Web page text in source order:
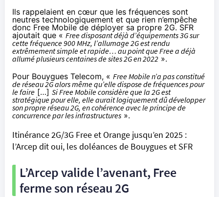
Ils rappelaient en cœur que les fréquences sont
neutres technologiquement et que rien n’empêche
donc Free Mobile de déployer sa propre 2G. SFR
ajoutait que « Free disposant déjà d’équipements 3G sur
cette fréquence 900 MHz, l’allumage 2G est rendu
extrêmement simple et rapide… au point que Free a déjà
allumé plusieurs centaines de sites 2G en 2022 ».
Pour Bouygues Telecom, « Free Mobile n’a pas constitué
de réseau 2G alors même qu’elle dispose de fréquences pour
le faire […] Si Free Mobile considère que la 2G est
stratégique pour elle, elle aurait logiquement dû développer
son propre réseau 2G, en cohérence avec le principe de
concurrence par les infrastructures ».
Itinérance 2G/3G Free et Orange jusqu’en 2025 :
l’Arcep dit oui, les doléances de Bouygues et SFR
L’Arcep valide l’avenant, Free
ferme son réseau 2G